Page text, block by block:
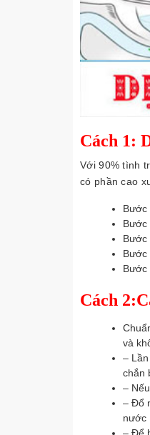
Cách 1:
Với 90% tình
có phần cao
Bước
Bước
Bước
Bước
Bước
Cách
và
–
chắn
–
– Đổ
nước